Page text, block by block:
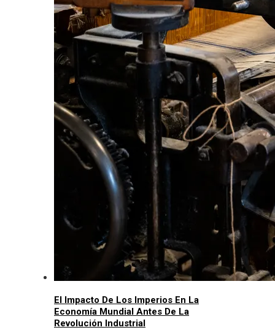
El Impacto De Los Imperios En La
Economía Mundial Antes De La
Revolución Industrial